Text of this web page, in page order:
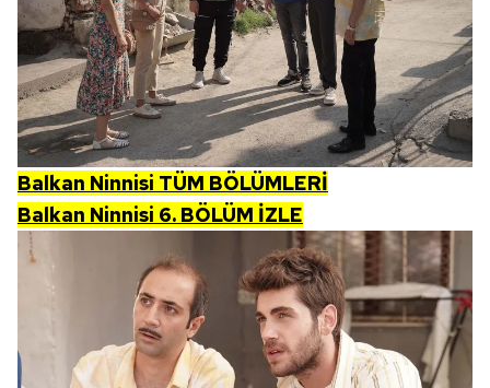
Balkan Ninnisi TÜM BÖLÜMLERİ
Balkan Ninnisi 6. BÖLÜM İZLE